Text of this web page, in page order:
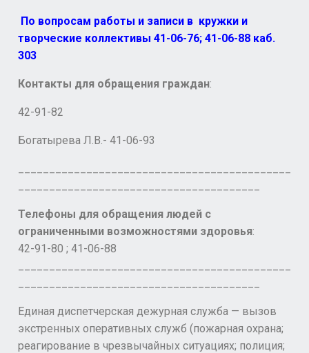
По вопросам работы и записи в кружки и
творческие коллективы 41-06-76; 41-06-88 каб.
303
Контакты для обращения граждан:
42-91-82
Богатырева Л.В.- 41-06-93
Телефоны для обращения людей с
ограниченными возможностями здоровья:
42-91-80 ; 41-06-88
Единая диспетчерская дежурная служба — вызов
экстренных оперативных служб (пожарная охрана;
реагирование в чрезвычайных ситуациях; полиция;